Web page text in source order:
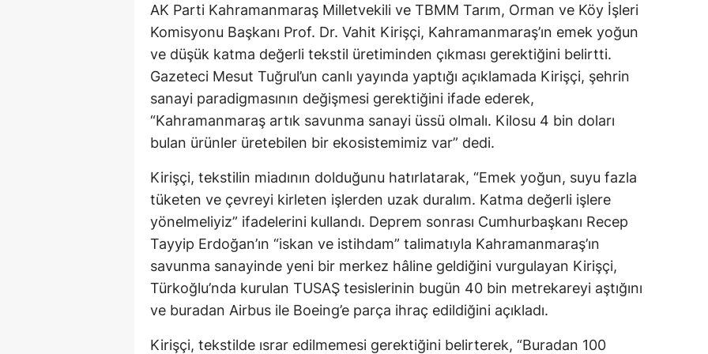
AK Parti Kahramanmaraş Milletvekili ve TBMM Tarım, Orman ve Köy İşleri
Komisyonu Başkanı Prof. Dr. Vahit Kirişçi, Kahramanmaraş’ın emek yoğun
ve düşük katma değerli tekstil üretiminden çıkması gerektiğini belirtti.
Gazeteci Mesut Tuğrul’un canlı yayında yaptığı açıklamada Kirişçi, şehrin
sanayi paradigmasının değişmesi gerektiğini ifade ederek,
“Kahramanmaraş artık savunma sanayi üssü olmalı. Kilosu 4 bin doları
bulan ürünler üretebilen bir ekosistemimiz var” dedi.
Kirişçi, tekstilin miadının dolduğunu hatırlatarak, “Emek yoğun, suyu fazla
tüketen ve çevreyi kirleten işlerden uzak duralım. Katma değerli işlere
yönelmeliyiz” ifadelerini kullandı. Deprem sonrası Cumhurbaşkanı Recep
Tayyip Erdoğan’ın “iskan ve istihdam” talimatıyla Kahramanmaraş’ın
savunma sanayinde yeni bir merkez hâline geldiğini vurgulayan Kirişçi,
Türkoğlu’nda kurulan TUSAŞ tesislerinin bugün 40 bin metrekareyi aştığını
ve buradan Airbus ile Boeing’e parça ihraç edildiğini açıkladı.
Kirişçi, tekstilde ısrar edilmemesi gerektiğini belirterek, “Buradan 100